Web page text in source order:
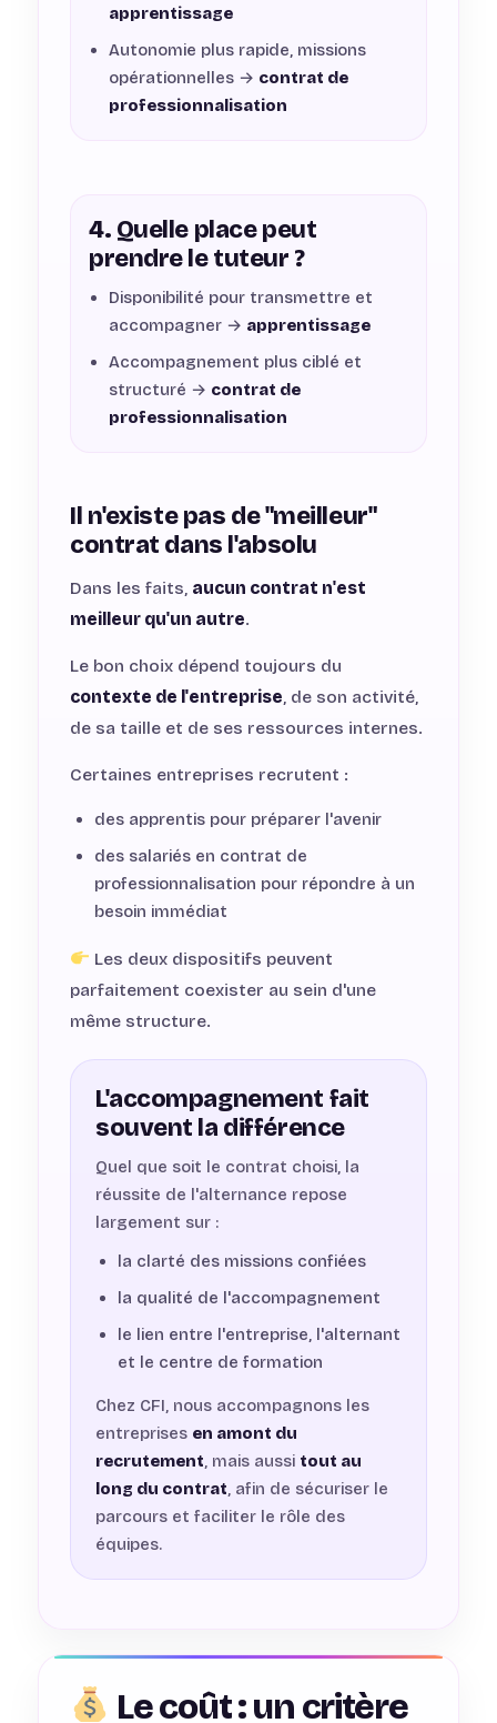
apprentissage
Autonomie plus rapide, missions
opérationnelles → contrat de
professionnalisation
4. Quelle place peut
prendre le tuteur ?
Disponibilité pour transmettre et
accompagner → apprentissage
Accompagnement plus ciblé et
structuré → contrat de
professionnalisation
Il n'existe pas de "meilleur"
contrat dans l'absolu
Dans les faits, aucun contrat n'est
meilleur qu'un autre.
Le bon choix dépend toujours du
contexte de l'entreprise, de son activité,
de sa taille et de ses ressources internes.
Certaines entreprises recrutent :
des apprentis pour préparer l'avenir
des salariés en contrat de
professionnalisation pour répondre à un
besoin immédiat
Les deux dispositifs peuvent
parfaitement coexister au sein d'une
même structure.
L'accompagnement fait
souvent la différence
Quel que soit le contrat choisi, la
réussite de l'alternance repose
largement sur :
la clarté des missions confiées
la qualité de l'accompagnement
le lien entre l'entreprise, l'alternant
et le centre de formation
Chez CFI, nous accompagnons les
entreprises en amont du
recrutement, mais aussi tout au
long du contrat, afin de sécuriser le
parcours et faciliter le rôle des
équipes.
Le coût : un critère